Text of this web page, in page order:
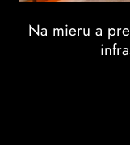
Na mieru a